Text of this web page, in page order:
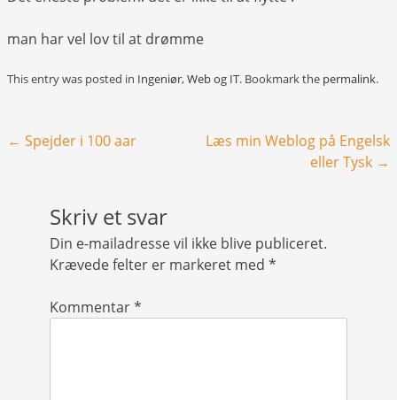
man har vel lov til at drømme
This entry was posted in Ingeniør,Web og IT. Bookmark the permalink.
Post navigation
← Spejder i 100 aar
Læs min Weblog på Engelsk
eller Tysk →
Skriv et svar
Din e-mailadresse vil ikke blive publiceret.
Krævede felter er markeret med *
Kommentar*